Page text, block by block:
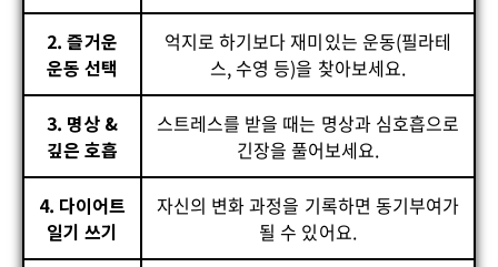
2. 즐거운
운동 선택
억지로 하기보다 재미있는 운동(필라테
스, 수영 등)을 찾아보세요.
3. 명상 &
깊은 호흡
스트레스를 받을 때는 명상과 심호흡으로
긴장을 풀어보세요.
4. 다이어트
일기 쓰기
자신의 변화 과정을 기록하면 동기부여가
될 수 있어요.